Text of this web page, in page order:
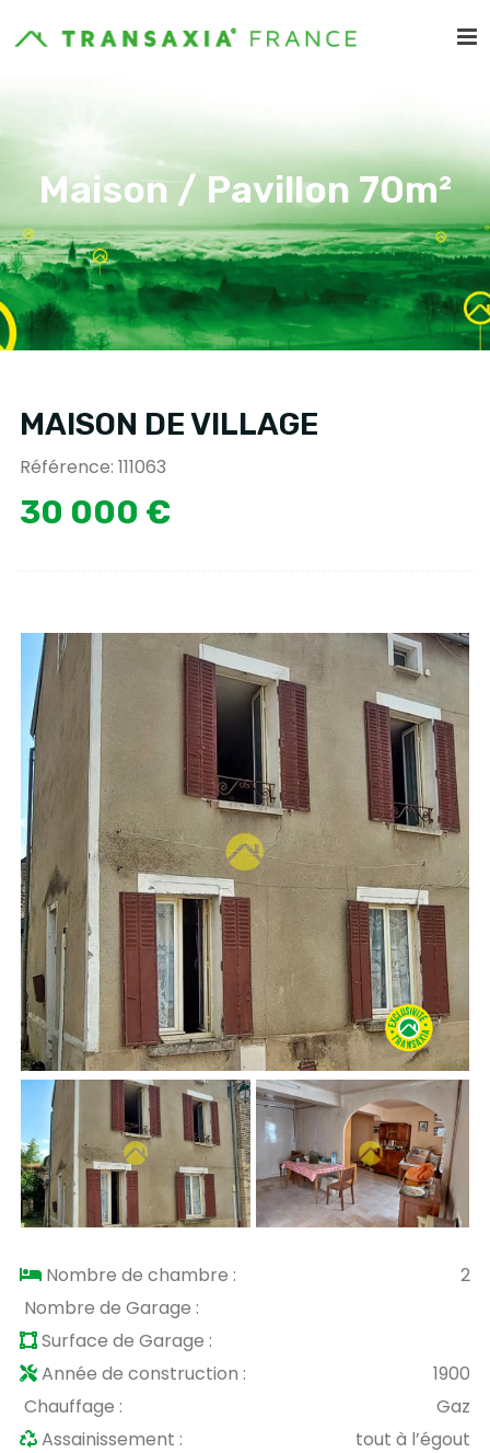
Maison / Pavillon 70m²
MAISON DE VILLAGE
Référence: 111063
30 000 €
Nombre de chambre :
2
Nombre de Garage :
Surface de Garage :
Année de construction :
1900
Chauffage :
Gaz
Assainissement :
tout à l’égout